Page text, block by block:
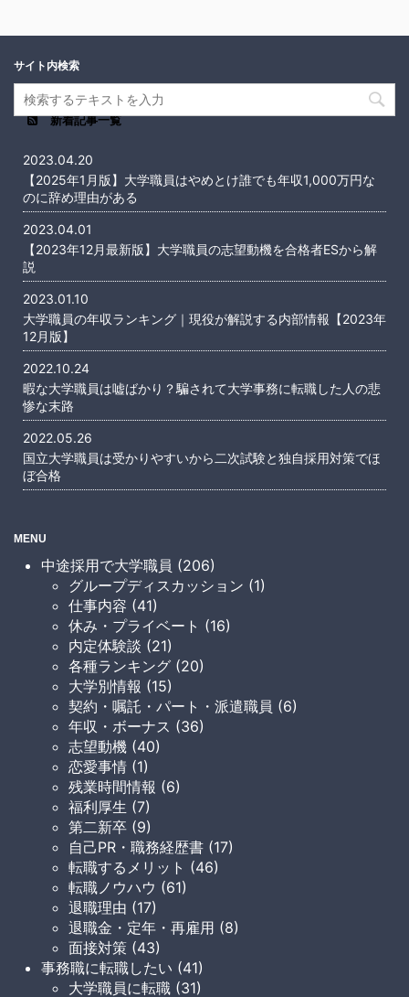
サイト内検索
新着記事一覧
2023.04.20
【2025年1月版】大学職員はやめとけ誰でも年収1,000万円な
のに辞め理由がある
2023.04.01
【2023年12月最新版】大学職員の志望動機を合格者ESから解
説
2023.01.10
大学職員の年収ランキング｜現役が解説する内部情報【2023年
12月版】
2022.10.24
暇な大学職員は嘘ばかり？騙されて大学事務に転職した人の悲
惨な末路
2022.05.26
国立大学職員は受かりやすいから二次試験と独自採用対策でほ
ぼ合格
MENU
中途採用で大学職員 (206)
グループディスカッション (1)
仕事内容 (41)
休み・プライベート (16)
内定体験談 (21)
各種ランキング (20)
大学別情報 (15)
契約・嘱託・パート・派遣職員 (6)
年収・ボーナス (36)
志望動機 (40)
恋愛事情 (1)
残業時間情報 (6)
福利厚生 (7)
第二新卒 (9)
自己PR・職務経歴書 (17)
転職するメリット (46)
転職ノウハウ (61)
退職理由 (17)
退職金・定年・再雇用 (8)
面接対策 (43)
事務職に転職したい (41)
大学職員に転職 (31)